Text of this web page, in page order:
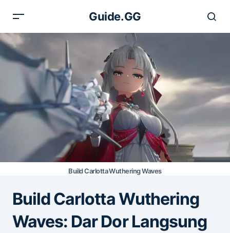
Guide.GG
Build Carlotta Wuthering Waves
Build Carlotta Wuthering
Waves: Dar Dor Langsung